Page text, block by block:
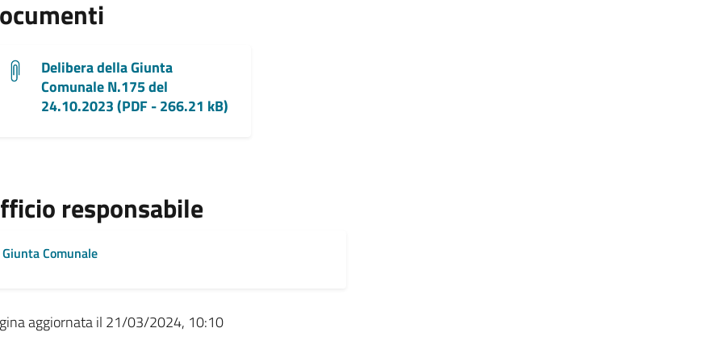
Delibera della Giunta
Comunale N.175 del
24.10.2023 (PDF - 266.21 kB)
responsabile
Giunta Comunale
aggiornata il 21/03/2024, 10:10